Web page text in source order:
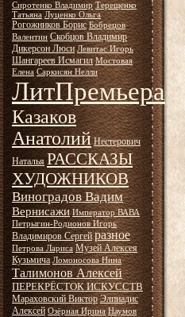
Сиротенко Владимир Терещенко
Татьяна Луценко Ольга
Рогожников Борис Бобрецов
Валентин Скобцов Владимир
Дикерсон Люси Левитас Игорь
Шангареев Исмагил Мостовая
Елена Саркисян Нелли
ЛитПремьера
Казаков
Анатолий Нестерович
Наталья РАССКАЗЫ
ХУДОЖНИКОВ
Виноградов Вадим
Вернисажи Император ВАВА
Петрыгин-Родионов Игорь
Владимиров Сергей разное
Петрова Лариса Музей Алексея
Кузьмича Ломоносова Нина
Талимонов Алексей
ПЕРЕКРЁСТОК ИСКУССТВ
Мараховский Виктор Элпиадис
Алексей Озёрная Ирина Наумов